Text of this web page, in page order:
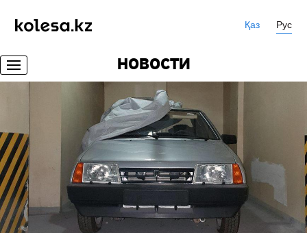
Қаз Рус
НОВОСТИ